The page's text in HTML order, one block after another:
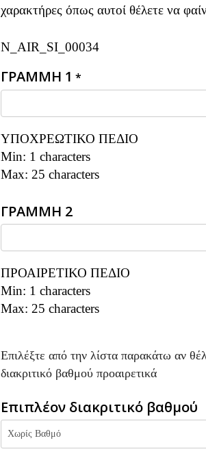
χαρακτήρες όπως αυτοί θέλετε να
N_AIR_SI_00034
ΓΡΑΜΜΗ 1 *
ΥΠΟΧΡΕΩΤΙΚΟ ΠΕΔΙΟ
Min: 1 characters
Max: 25 characters
ΓΡΑΜΜΗ 2
ΠΡΟΑΙΡΕΤΙΚΟ ΠΕΔΙΟ
Min: 1 characters
Max: 25 characters
Επιλέξτε από την λίστα παρακάτω αν
διακριτικό βαθμού προαιρετικά
Επιπλέον διακριτικό βαθμού